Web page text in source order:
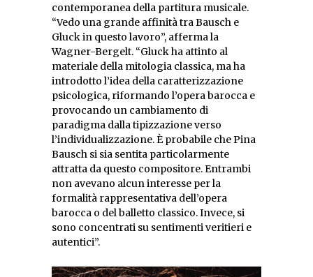
contemporanea della partitura musicale.
“Vedo una grande affinità tra Bausch e
Gluck in questo lavoro”, afferma la
Wagner-Bergelt. “Gluck ha attinto al
materiale della mitologia classica, ma ha
introdotto l’idea della caratterizzazione
psicologica, riformando l’opera barocca e
provocando un cambiamento di
paradigma dalla tipizzazione verso
l’individualizzazione. È probabile che Pina
Bausch si sia sentita particolarmente
attratta da questo compositore. Entrambi
non avevano alcun interesse per la
formalità rappresentativa dell’opera
barocca o del balletto classico. Invece, si
sono concentrati su sentimenti veritieri e
autentici”.